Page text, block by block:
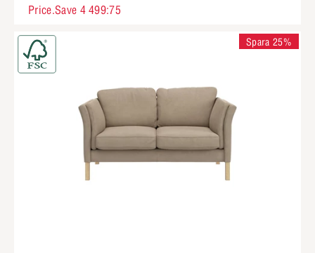
Price.Save 4 499:75
Spara 25%